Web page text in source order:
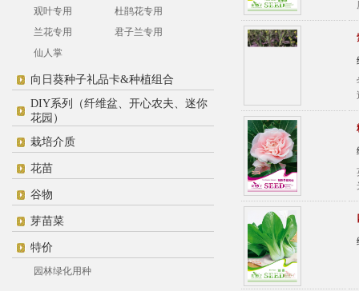
观叶专用
杜鹃花专用
兰花专用
君子兰专用
仙人掌
向日葵种子礼品卡&种植组合
DIY系列（纤维盆、开心农夫、迷你
花园）
栽培介质
花苗
谷物
芽苗菜
特价
园林绿化用种